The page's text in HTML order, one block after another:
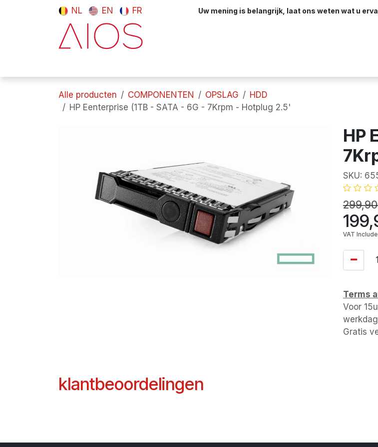
Overslaan naar inhoud
NL EN FR Uw mening is belangrijk, laat ons weten wat u
Alle producten COMPONENTEN OPSLAG
HDD
HP Eenterprise (1TB - SATA - 6G - 7Krpm - Hotplug 2.5'
HP
SKU:
299,90
VAT
Terms
Voor
Gratis
klantbeoordelingen